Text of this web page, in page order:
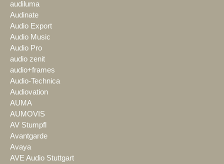
audiluma
Audinate
Audio Export
Audio Music
Audio Pro
audio zenit
audio+frames
Audio-Technica
Audiovation
AUMA
AUMOVIS
AV Stumpfl
Avantgarde
Avaya
AVE Audio Stuttgart